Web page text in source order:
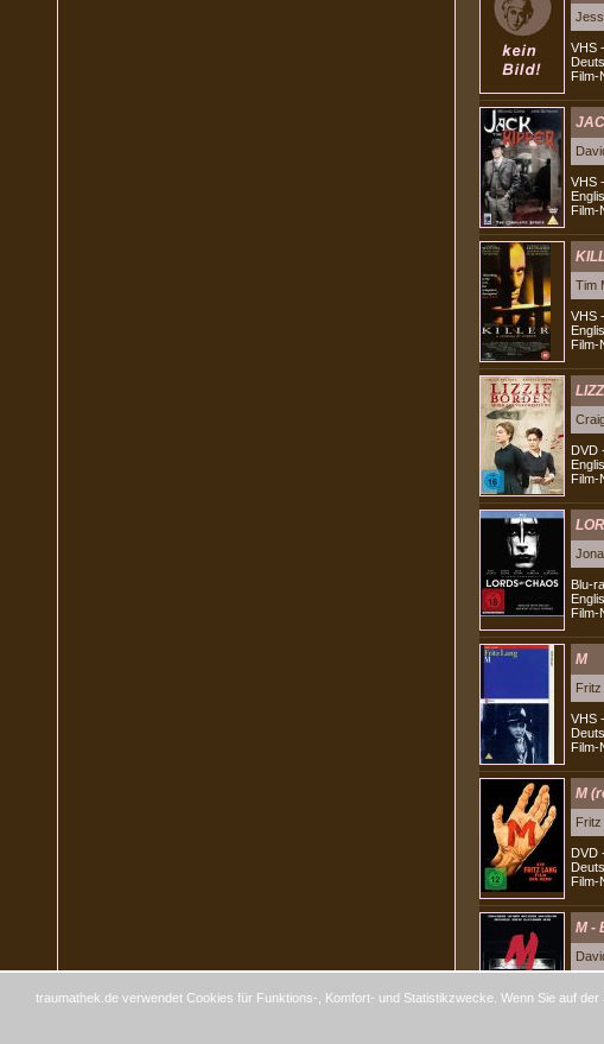
VHS -
Film-
VHS -
Film-
Tim
VHS -
Film-
DVD
Film-
Blu-
Film-
M
Fritz
VHS -
Film-
M
Fritz
DVD
Film-
M -
traumathek.de verwendet Cookies für Funktions-, Komfort- und Statistikzwecke. Wenn Sie auf